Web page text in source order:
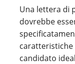
Una lettera di
dovrebbe
candidato